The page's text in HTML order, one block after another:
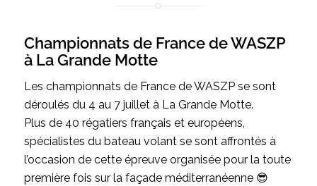
Championnats de France de WASZP
à La Grande Motte
Les championnats de France de WASZP se sont
déroulés du 4 au 7 juillet à La Grande Motte.
Plus de 40 régatiers français et européens,
spécialistes du bateau volant se sont affrontés à
l’occasion de cette épreuve organisée pour la toute
première fois sur la façade méditerranéenne 😎